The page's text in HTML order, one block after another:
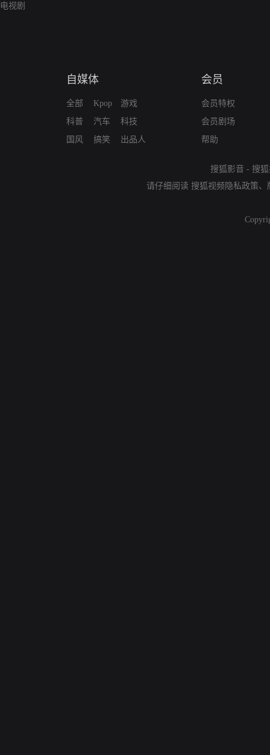
电视剧
自媒体
全部
科普
国风
Kpop
汽车
搞笑
游戏
科技
出品人
会员
会员特权
会员剧场
帮助
搜狐影音 - 搜
请仔细阅读 搜狐视频隐私政策、